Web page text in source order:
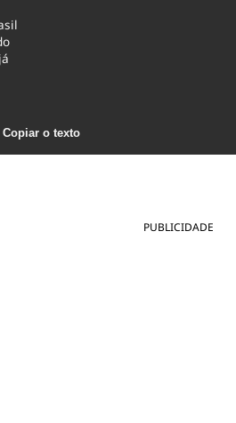
Copiar o texto
PUBLICIDADE